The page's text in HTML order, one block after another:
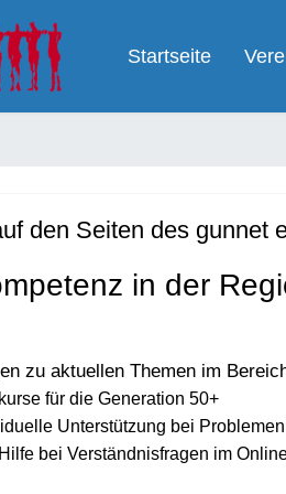
Startseite
den Seiten des gunnet
in der
zu aktuellen Themen im
für die Generation 50+
Unterstützung bei
bei Verständnisfragen im